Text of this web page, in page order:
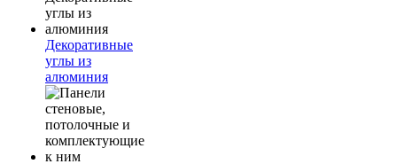
Декоративные
углы из
алюминия